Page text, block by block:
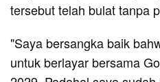
tersebut telah bulat tanpa
"Saya bersangka baik
untuk berlayar bersama